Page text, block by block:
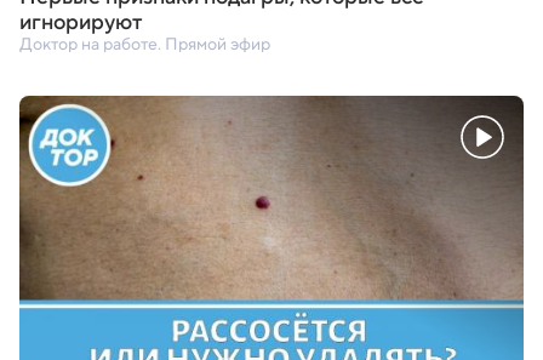
игнорируют
Доктор на работе. Прямой эфир